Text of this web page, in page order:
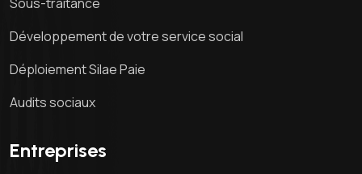
Développement de votre service social
Déploiement Silae Paie
Audits sociaux
Entreprises